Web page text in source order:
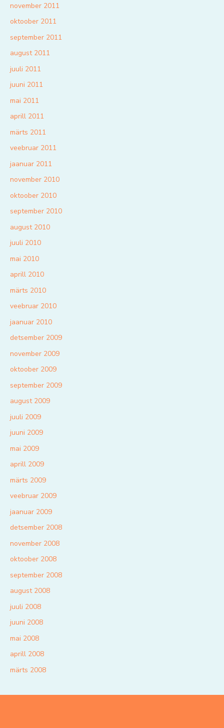
november 2011
oktoober 2011
september 2011
august 2011
juuli 2011
juuni 2011
mai 2011
aprill 2011
märts 2011
veebruar 2011
jaanuar 2011
november 2010
oktoober 2010
september 2010
august 2010
juuli 2010
mai 2010
aprill 2010
märts 2010
veebruar 2010
jaanuar 2010
detsember 2009
november 2009
oktoober 2009
september 2009
august 2009
juuli 2009
juuni 2009
mai 2009
aprill 2009
märts 2009
veebruar 2009
jaanuar 2009
detsember 2008
november 2008
oktoober 2008
september 2008
august 2008
juuli 2008
juuni 2008
mai 2008
aprill 2008
märts 2008